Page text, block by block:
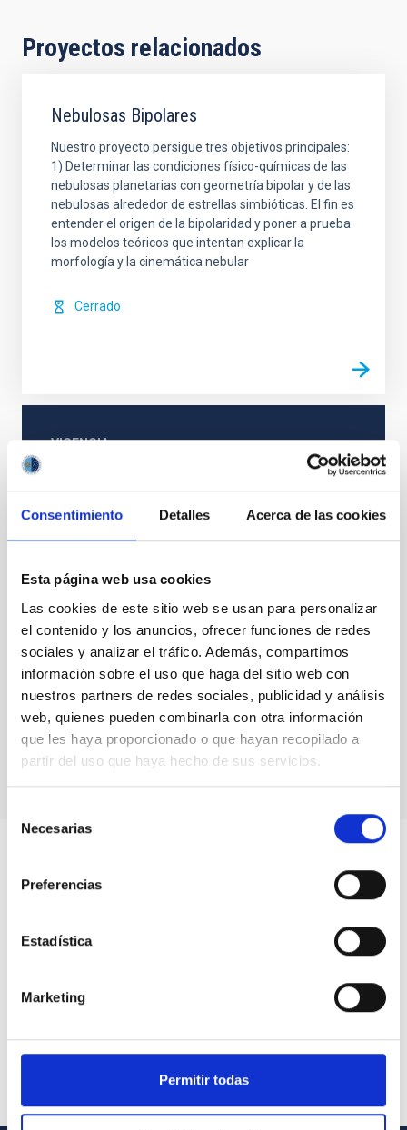
Consentimiento Detalles Acerca de las cookies
Esta página web usa cookies
Las cookies de este sitio web se usan para personalizar
el contenido y los anuncios, ofrecer funciones de redes
sociales y analizar el tráfico. Además, compartimos
información sobre el uso que haga del sitio web con
nuestros partners de redes sociales, publicidad y análisis
web, quienes pueden combinarla con otra información
que les haya proporcionado o que hayan recopilado a
partir del uso que haya hecho de sus servicios.
Necesarias
Preferencias
Estadística
Marketing
Permitir todas
Proyectos relacionados
Nebulosas Bipolares
Nuestro proyecto persigue tres objetivos principales:
1) Determinar las condiciones físico-químicas de las
nebulosas planetarias con geometría bipolar y de las
nebulosas alrededor de estrellas simbióticas. El fin es
entender el origen de la bipolaridad y poner a prueba
los modelos teóricos que intentan explicar la
morfología y la cinemática nebular
Cerrado
VIGENCIA
ÁMBITO
NACIONAL
Física estelar e interestelar (FEEI)